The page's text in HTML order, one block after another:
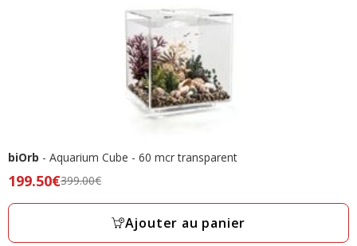
biOrb - Aquarium Cube - 60 mcr transparent
Prix
précédent
prix
199.50€399.00€
Ajouter au panier